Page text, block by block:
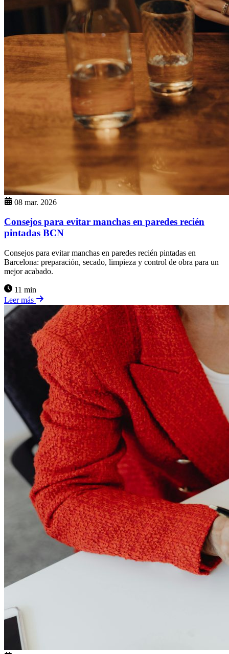
08 mar. 2026
Consejos para evitar manchas en paredes recién
pintadas BCN
Consejos para evitar manchas en paredes recién pintadas en
Barcelona: preparación, secado, limpieza y control de obra para un
mejor acabado.
11 min
Leer más